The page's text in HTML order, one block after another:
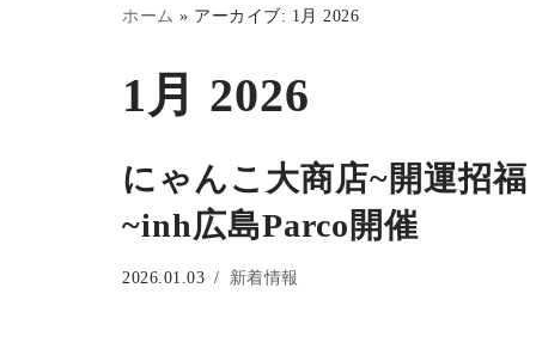
ホーム » アーカイブ: 1月 2026
1月 2026
にゃんこ大商店~開運招福
~inh広島Parco開催
2026.01.03 新着情報